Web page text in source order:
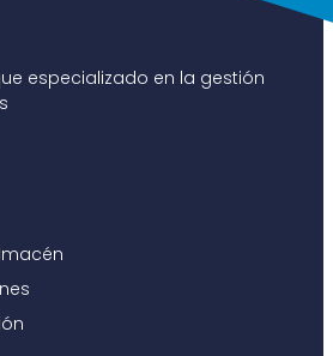
especializado en la gestión